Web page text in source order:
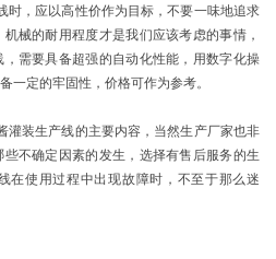
时，应以高性价作为目标，不要一味地追求
械的耐用程度才是我们应该考虑的事情，
需要具备超强的自动化性能，用数字化操
一定的牢固性，价格可作为参考。
灌装生产线的主要内容，当然生产厂家也非
不确定因素的发生，选择有售后服务的生
在使用过程中出现故障时，不至于那么迷